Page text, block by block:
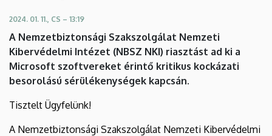
Biztonsági
Igazgatóság
2024. 01. 11., CS – 13:19
A Nemzetbiztonsági Szakszolgálat Nemzeti
Kibervédelmi Intézet (NBSZ NKI) riasztást ad ki a
Microsoft szoftvereket érintő kritikus kockázati
besorolású sérülékenységek kapcsán.
Tisztelt Ügyfelünk!
A Nemzetbiztonsági Szakszolgálat Nemzeti Kibervédelmi